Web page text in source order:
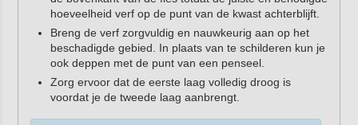
hoeveelheid verf op de punt van de kwast achterblijft.
Breng de verf zorgvuldig en nauwkeurig aan op het
beschadigde gebied. In plaats van te schilderen kun je
ook deppen met de punt van een penseel.
Zorg ervoor dat de eerste laag volledig droog is
voordat je de tweede laag aanbrengt.